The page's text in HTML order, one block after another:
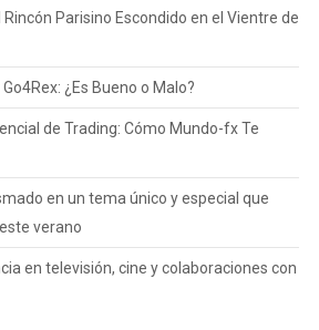
Rincón Parisino Escondido en el Vientre de
¿Es Bueno o Malo?
de Trading: Cómo Mundo-fx Te
en un tema único y especial que
verano
en televisión, cine y colaboraciones con